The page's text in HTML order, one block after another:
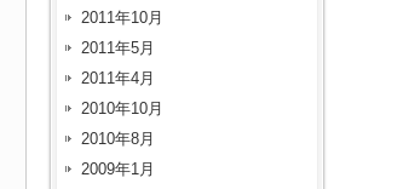
2011年10月
2011年5月
2011年4月
2010年10月
2010年8月
2009年1月